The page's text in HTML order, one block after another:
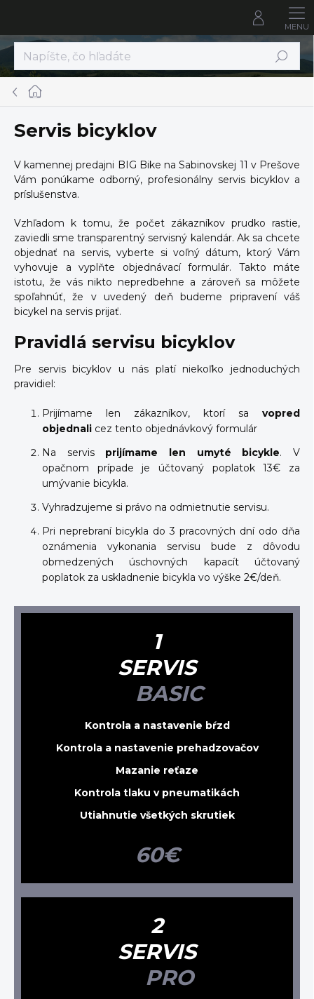
obsah
Hľadať
Domov
Servis bicyklov
V kamennej predajni BIG Bike na Sabinovskej 11 v Prešove
Vám ponúkame odborný, profesionálny servis bicyklov a
príslušenstva.
Vzhľadom k tomu, že počet zákazníkov prudko rastie,
zaviedli sme transparentný servisný kalendár. Ak sa chcete
objednať na servis, vyberte si voľný dátum, ktorý Vám
vyhovuje a vyplňte objednávací formulár. Takto máte
istotu, že vás nikto nepredbehne a zároveň sa môžete
spoľahnúť, že v uvedený deň budeme pripravení váš
bicykel na servis prijať.
Pravidlá servisu bicyklov
Pre servis bicyklov u nás platí niekoľko jednoduchých
pravidiel:
Prijímame len zákazníkov, ktorí sa
vopred
objednali cez tento objednávkový formulár
Na servis
prijímame len umyté bicykle. V
opačnom prípade je účtovaný poplatok 13€ za
umývanie bicykla.
Vyhradzujeme si právo na odmietnutie servisu.
Pri neprebraní bicykla do 3 pracovných dní odo dňa
oznámenia vykonania servisu bude z dôvodu
obmedzených úschovných kapacít účtovaný
poplatok za uskladnenie bicykla vo výške 2€/deň.
1
SERVIS
BASIC
Kontrola a nastavenie bŕzd
Kontrola a nastavenie prehadzovačov
Mazanie reťaze
Kontrola tlaku v pneumatikách
Utiahnutie všetkých skrutiek
60€
2
SERVIS
PRO